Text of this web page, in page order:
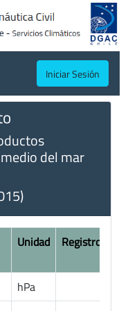
Iniciar Sesión
del mar
Unidad Registros
hPa